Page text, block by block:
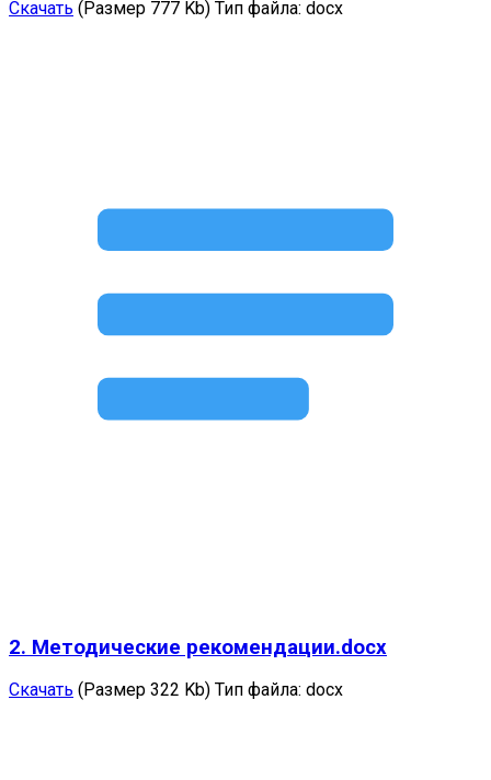
Скачать (Размер 777 Kb) Тип файла: docx
2. Методические рекомендации.docx
Скачать (Размер 322 Kb) Тип файла: docx